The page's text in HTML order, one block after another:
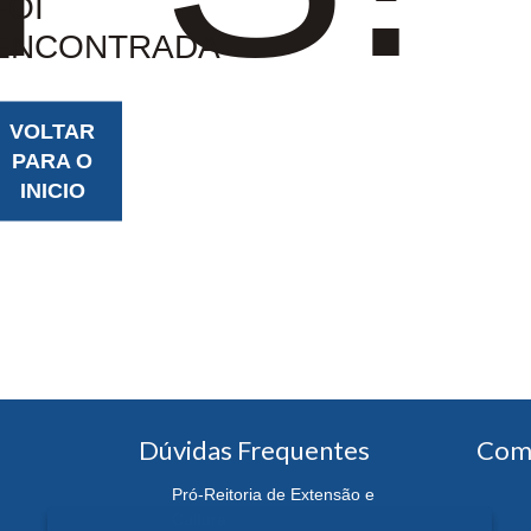
VOLTAR
PARA O
INICIO
Dúvidas Frequentes
Pró-Reitoria de Extensão e